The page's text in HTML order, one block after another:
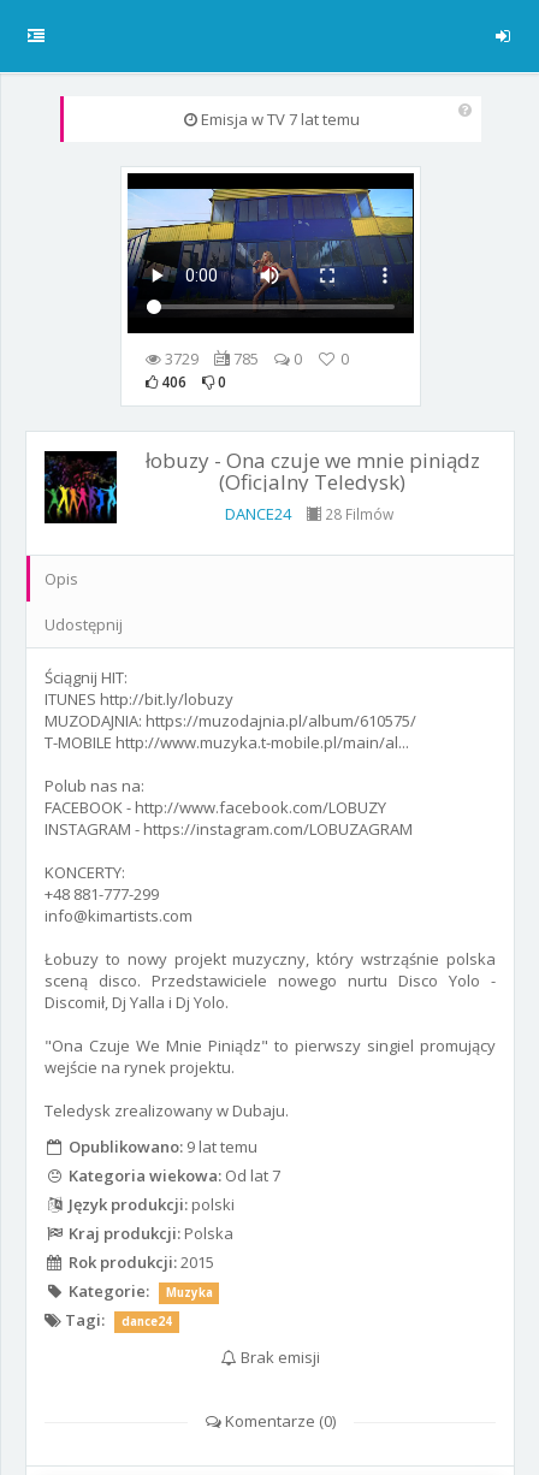
Emisja w TV7 lat temu
3729 785 0 0
406 0
łobuzy - Ona czuje we mnie piniądz
(Oficjalny Teledysk)
DANCE24 28 Filmów
Opis
Udostępnij
Ściągnij HIT:
ITUNES http://bit.ly/lobuzy
MUZODAJNIA: https://muzodajnia.pl/album/610575/
T-MOBILE http://www.muzyka.t-mobile.pl/main/al...
Polub nas na:
FACEBOOK - http://www.facebook.com/LOBUZY
INSTAGRAM - https://instagram.com/LOBUZAGRAM
KONCERTY:
+48 881-777-299
info@kimartists.com
Łobuzy to nowy projekt muzyczny, który wstrząśnie polska
sceną disco. Przedstawiciele nowego nurtu Disco Yolo -
Discomił, Dj Yalla i Dj Yolo.
"Ona Czuje We Mnie Piniądz" to pierwszy singiel promujący
wejście na rynek projektu.
Teledysk zrealizowany w Dubaju.
Opublikowano: 9 lat temu
Kategoria wiekowa:Od lat 7
Język produkcji:polski
Kraj produkcji:Polska
Rok produkcji:2015
Kategorie:
Muzyka
Tagi: dance24
Brak emisji
Komentarze (0)